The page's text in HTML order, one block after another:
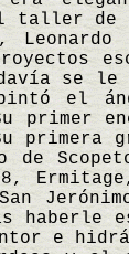
taller de
se le
el
primer
de
haberle
e